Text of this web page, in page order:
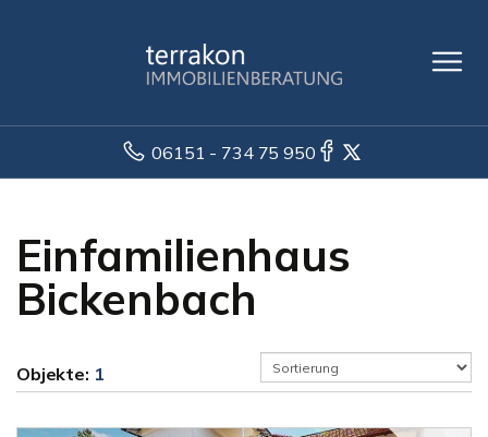
06151 - 734 75 950
Einfamilienhaus
Bickenbach
Objekte: 1